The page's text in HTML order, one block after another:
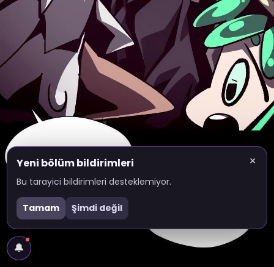
×
Yeni bölüm bildirimleri
Bu tarayici bildirimleri desteklemiyor.
Tamam Şimdi değil
🔔